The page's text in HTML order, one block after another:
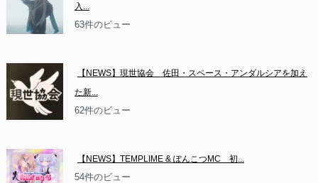
入...
63件のビュー
【NEWS】現世協会　佐田・スペース・アンダルシアを加え
た新...
62件のビュー
【NEWS】TEMPLIME & ぽんこつMC　初...
54件のビュー